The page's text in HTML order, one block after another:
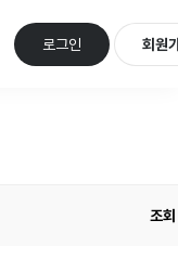
로그인 회원
조회